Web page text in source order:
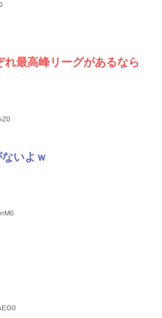
れ最高峰リーグがあるなら
いよｗ